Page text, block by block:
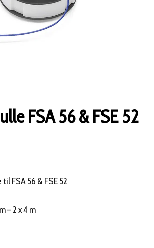
FSA 56 & FSE 52
FSA 56 & FSE 52
– 2 x 4 m